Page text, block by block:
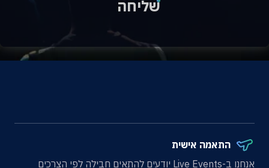
שליחה
התאמה אישית
אנחנו ב-Live Events יודעים להתאים חבילה לפי הצרכים